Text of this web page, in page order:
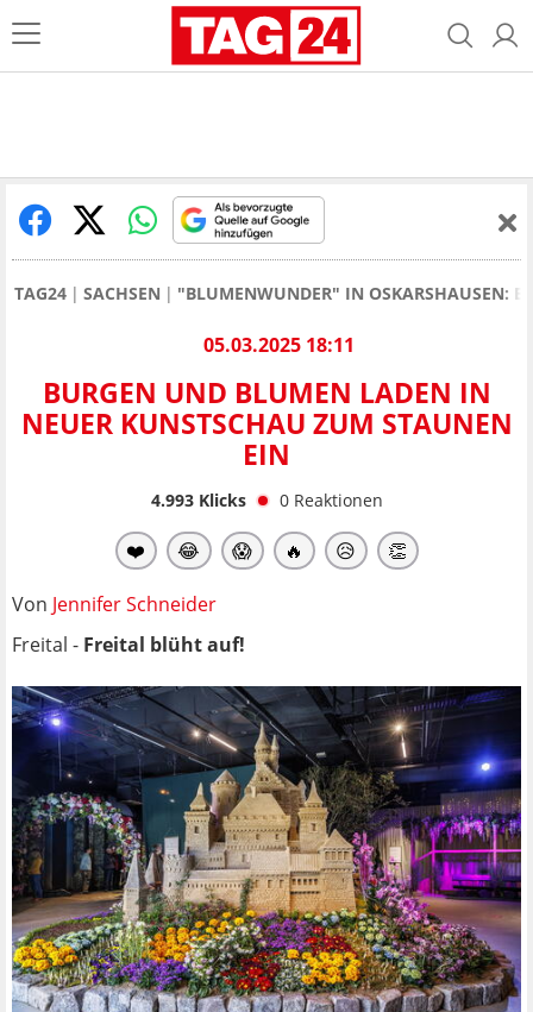
TAG24 SACHSEN "BLUMENWUNDER" IN OSKARSHAUSEN:
05.03.2025 18:11
BURGEN UND BLUMEN LADEN IN
NEUER KUNSTSCHAU ZUM STAUNEN
EIN
4.993Klicks 0 Reaktionen
❤️ 😂 😱 🔥 😥 👏
Von Jennifer Schneider
Freital - Freital blüht auf!